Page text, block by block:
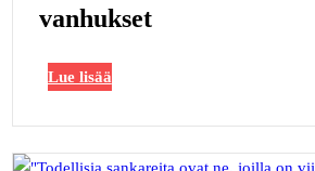
vanhukset
Lue lisää